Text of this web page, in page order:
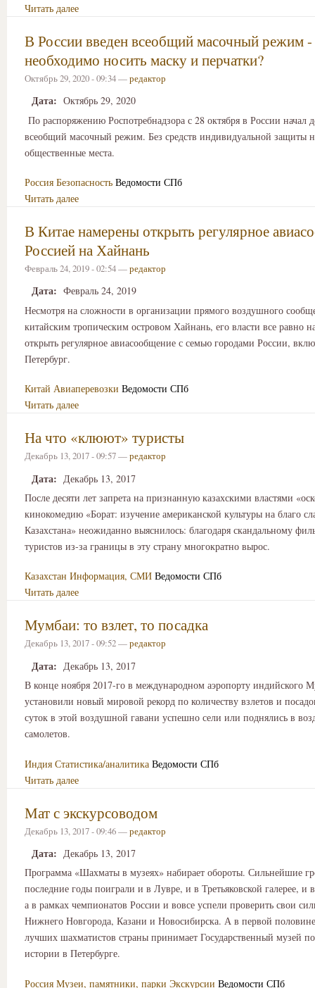
Читать далее
В России введен всеобщий масочный режим -
необходимо носить маску и перчатки?
Октябрь 29, 2020 - 09:34 —редактор
Дата: Октябрь 29, 2020
По распоряжению Роспотребнадзора с 28 октября в России начал
всеобщий масочный режим. Без средств индивидуальной защиты
общественные места.
Россия Безопасность Ведомости СПб
Читать далее
В Китае намерены открыть регулярное
Россией на Хайнань
Февраль 24, 2019 - 02:54 —редактор
Дата: Февраль 24, 2019
Несмотря на сложности в организации прямого воздушного
китайским тропическим островом Хайнань, его власти все равно
открыть регулярное авиасообщение с семью городами России,
Петербург.
Китай Авиаперевозки Ведомости СПб
Читать далее
На что «клюют» туристы
Декабрь 13, 2017 - 09:57 —редактор
Дата: Декабрь 13, 2017
После десяти лет запрета на признанную казахскими властями
кинокомедию «Борат: изучение американской культуры на благо
Казахстана» неожиданно выяснилось: благодаря скандальному
туристов из-за границы в эту страну многократно вырос.
Казахстан Информация, СМИ Ведомости СПб
Читать далее
Мумбаи: то взлет, то посадка
Декабрь 13, 2017 - 09:52 —редактор
Дата: Декабрь 13, 2017
В конце ноября 2017-го в международном аэропорту индийского
установили новый мировой рекорд по количеству взлетов и
суток в этой воздушной гавани успешно сели или поднялись в
самолетов.
Индия Статистика/аналитика Ведомости СПб
Читать далее
Мат с экскурсоводом
Декабрь 13, 2017 - 09:46 —редактор
Дата: Декабрь 13, 2017
Программа «Шахматы в музеях» набирает обороты. Сильнейшие
последние годы поиграли и в Лувре, и в Третьяковской галерее, и
а в рамках чемпионатов России и вовсе успели проверить свои
Нижнего Новгорода, Казани и Новосибирска. А в первой
лучших шахматистов страны принимает Государственный музей
истории в Петербурге.
Россия Музеи, памятники, парки Экскурсии Ведомости СПб